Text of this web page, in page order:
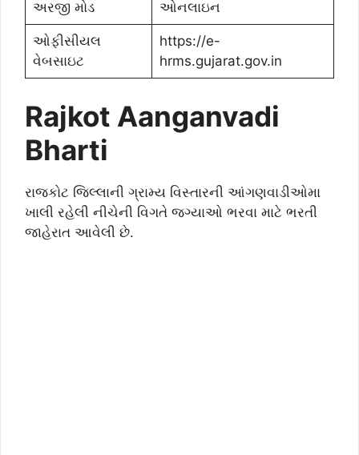
અરજી મોડ ઓનલાઇન
ઓફીસીયલ
વેબસાઇટ
https://e-
hrms.gujarat.gov.in
Rajkot Aanganvadi
Bharti
રાજકોટ જિલ્લાની ગ્રામ્ય વિસ્તારની આંગણવાડીઓમા
ખાલી રહેલી નીચેની વિગતે જગ્યાઓ ભરવા માટે ભરતી
જાહેરાત આવેલી છે.